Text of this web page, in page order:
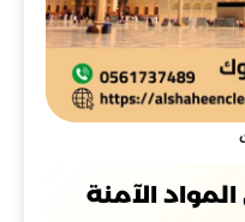
الآمنة